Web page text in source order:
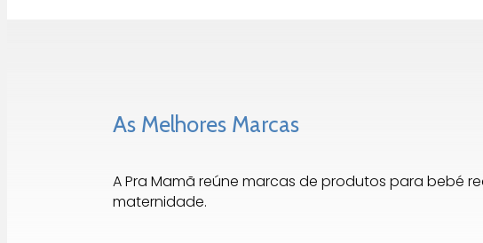
As Melhores Marcas
A Pra Mamã reúne marcas de produtos para bebé
maternidade.